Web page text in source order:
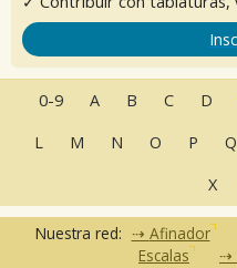
0-9 A B C D
L
M N O P Q
X
Nuestra red: Afinador
Escalas